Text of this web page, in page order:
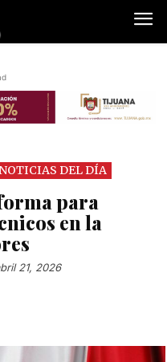
NOTICIAS DEL DÍA
para
en la
21, 2026